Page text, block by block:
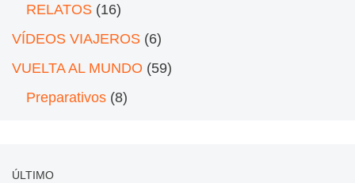
RELATOS (16)
VÍDEOS VIAJEROS (6)
VUELTA AL MUNDO (59)
Preparativos (8)
ÚLTIMO